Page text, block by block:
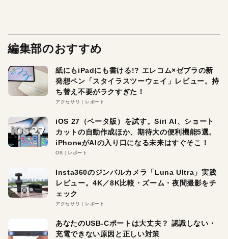
編集部のおすすめ
紙にもiPadにも書ける!? エレコム×ゼブラの新
発想ペン「スタイラスツーウェイ」レビュー。持
ち替え不要がラクすぎた！
アクセサリ レポート
iOS 27（ベータ版）を試す。Siri AI、ショート
カットの自動作成ほか、期待大の便利機能5選。
iPhoneがAIの入り口になる未来はすぐそこ！
OS レポート
Insta360のジンバルカメラ「Luna Ultra」実践
レビュー。4K／8K比較・ズーム・夜間撮影をチ
ェック
アクセサリ レポート
あなたのUSB-Cポートは大丈夫？ 認識しない・
充電できない原因と正しい対策